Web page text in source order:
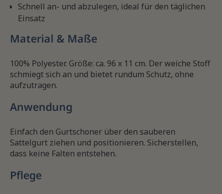
Schnell an- und abzulegen, ideal für den täglichen
Einsatz
Material & Maße
100% Polyester. Größe: ca. 96 x 11 cm. Der weiche Stoff
schmiegt sich an und bietet rundum Schutz, ohne
aufzutragen.
Anwendung
Einfach den Gurtschoner über den sauberen
Sattelgurt ziehen und positionieren. Sicherstellen,
dass keine Falten entstehen.
Pflege